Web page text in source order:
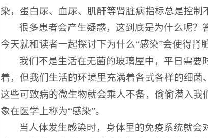
染，蛋白尿、血尿、肌酐等肾脏病指标总是控制
很多患者会产生疑惑，这到底是为什么呢？
今天就和读者一起探讨下为什么“感染”会使得肾
我们不是生活在无菌的玻璃屋中，平日需
着，但我们生活的环境里充满着各式各样的细菌
这些可致病的微生物就会乘人不备，偷偷潜入
象在医学上称为“感染”。
当人体发生感染时，身体里的免疫系统就